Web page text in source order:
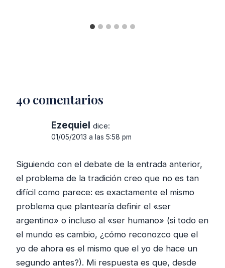
40 comentarios
Ezequiel dice:
01/05/2013 a las 5:58 pm
Siguiendo con el debate de la entrada anterior,
el problema de la tradición creo que no es tan
difícil como parece: es exactamente el mismo
problema que plantearía definir el «ser
argentino» o incluso al «ser humano» (si todo en
el mundo es cambio, ¿cómo reconozco que el
yo de ahora es el mismo que el yo de hace un
segundo antes?). Mi respuesta es que, desde